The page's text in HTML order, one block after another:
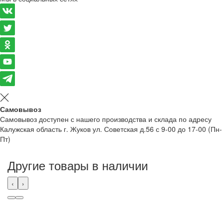
Самовывоз
Самовывоз доступен с нашего производства и склада по адресу
Калужская область г. Жуков ул. Советская д.56 с 9-00 до 17-00 (Пн-
Пт)
Другие товары в наличии
‹ ›